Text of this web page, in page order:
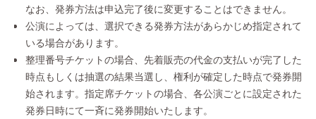
なお、発券方法は申込完了後に変更することはできません。
公演によっては、選択できる発券方法があらかじめ指定されて
いる場合があります。
整理番号チケットの場合、先着販売の代金の支払いが完了した
時点もしくは抽選の結果当選し、権利が確定した時点で発券開
始されます。指定席チケットの場合、各公演ごとに設定された
発券日時にて一斉に発券開始いたします。